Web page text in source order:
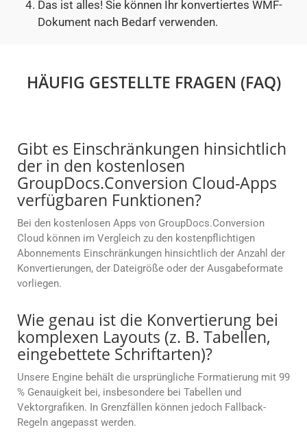
Das ist alles! Sie können Ihr konvertiertes WMF-
Dokument nach Bedarf verwenden.
HÄUFIG GESTELLTE FRAGEN (FAQ)
Gibt es Einschränkungen hinsichtlich
der in den kostenlosen
GroupDocs.Conversion Cloud-Apps
verfügbaren Funktionen?
Bei den kostenlosen Apps von GroupDocs.Conversion
Cloud können im Vergleich zu den kostenpflichtigen
Abonnements Einschränkungen hinsichtlich der Anzahl der
Konvertierungen, der Dateigröße oder der Ausgabeformate
vorliegen.
Wie genau ist die Konvertierung bei
komplexen Layouts (z. B. Tabellen,
eingebettete Schriftarten)?
Unsere Engine behält die ursprüngliche Formatierung mit 99
% Genauigkeit bei, insbesondere bei Tabellen und
Vektorgrafiken. In Grenzfällen können jedoch Fallback-
Regeln angepasst werden.